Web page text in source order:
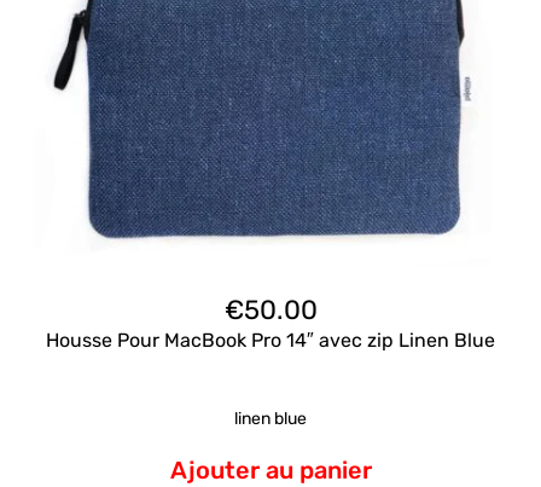
€50.00
Housse Pour MacBook Pro 14″ avec zip Linen Blue
linen blue
Ajouter au panier